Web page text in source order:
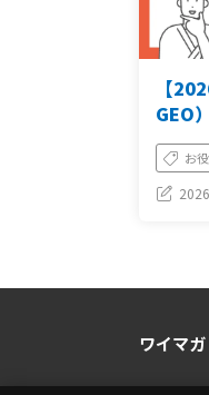
【
GEO
すぐ
お
ワイマ